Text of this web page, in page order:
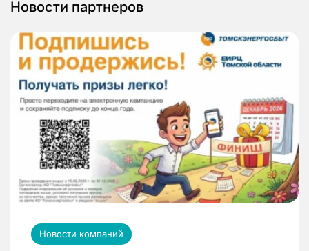
Новости партнеров
Новости компаний